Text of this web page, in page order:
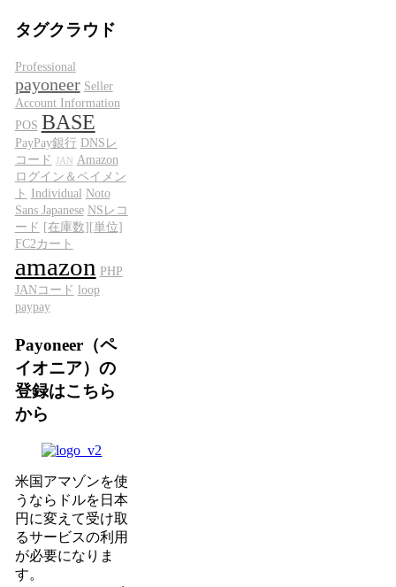
タグクラウド
Professional
payoneer Seller
Account Information
POS BASE
PayPay銀行 DNSレ
コード
JAN
Amazon
ログイン＆ペイメン
ト Individual Noto
Sans Japanese NSレコ
ード [在庫数][単位]
FC2カート
amazon PHP
JANコード loop
paypay
Payoneer（ペ
イオニア）の
登録はこちら
から
米国アマゾンを使
うならドルを日本
円に変えて受け取
るサービスの利用
が必要になりま
す。